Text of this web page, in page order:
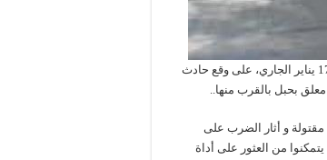
اهتز دوار أولاد بوشعيب بجماعة وقيادة أولاد احسين بإقليم الجديدة، صباح يوم الأربعاء 17 يناير الجاري، على وقع حادث
بحبل بالقرب منها..
و أثار الضرب على
من العثور على أداة